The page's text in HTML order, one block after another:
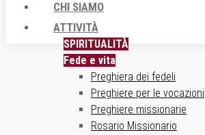
CHI SIAMO
ATTIVITÀ
SPIRITUALITÀ
Fede e vita
Preghiera dei fedeli
Preghiere per le vocazioni
Preghiere missionarie
Rosario Missionario